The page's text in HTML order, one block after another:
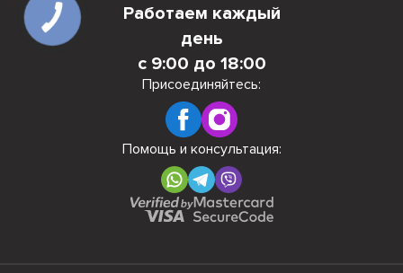
Работаем каждый
день
с 9:00 до 18:00
Присоединяйтесь:
Помощь и консультация: